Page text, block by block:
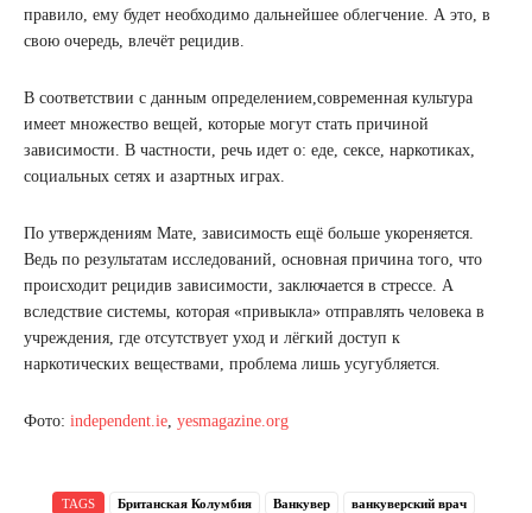
правило, ему будет необходимо дальнейшее облегчение. А это, в
свою очередь, влечёт рецидив.
В соответствии с данным определением,современная культура
имеет множество вещей, которые могут стать причиной
зависимости. В частности, речь идет о: еде, сексе, наркотиках,
социальных сетях и азартных играх.
По утверждениям Мате, зависимость ещё больше укореняется.
Ведь по результатам исследований, основная причина того, что
происходит рецидив зависимости, заключается в стрессе. А
вследствие системы, которая «привыкла» отправлять человека в
учреждения, где отсутствует уход и лёгкий доступ к
наркотических веществами, проблема лишь усугубляется.
Фото: independent.ie, yesmagazine.org
TAGS Британская Колумбия Ванкувер ванкуверский врач